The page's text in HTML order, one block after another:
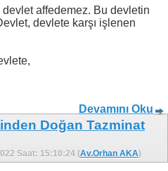
devlet affedemez. Bu devletin
devlete karşı işlenen
Devamını Oku
Doğan Tazminat
Saat: 15:10:24 (Av.Orhan AKA)